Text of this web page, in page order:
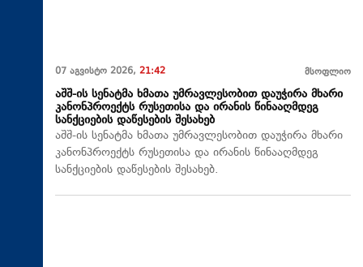
07 აგვისტო 2026, 21:42 მსოფლიო
აშშ-ის სენატმა ხმათა უმრავლესობით დაუჭირა მხარი
კანონპროექტს რუსეთისა და ირანის წინააღმდეგ
სანქციების დაწესების შესახებ
აშშ-ის სენატმა ხმათა უმრავლესობით დაუჭირა მხარი
კანონპროექტს რუსეთისა და ირანის წინააღმდეგ
სანქციების დაწესების შესახებ.